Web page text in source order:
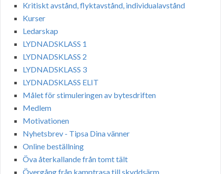
Kritiskt avstånd, flyktavstånd, individualavstånd
Kurser
Ledarskap
LYDNADSKLASS 1
LYDNADSKLASS 2
LYDNADSKLASS 3
LYDNADSKLASS ELIT
Målet för stimuleringen av bytesdriften
Medlem
Motivationen
Nyhetsbrev - Tipsa Dina vänner
Online beställning
Öva återkallande från tomt tält
Övergång från kamptrasa till skyddsärm